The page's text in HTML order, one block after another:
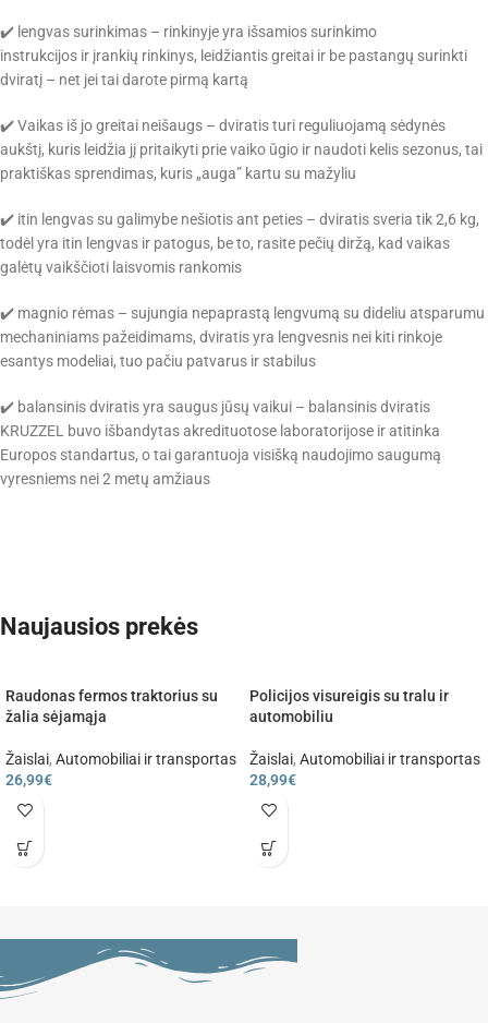
✔️ lengvas surinkimas – rinkinyje yra išsamios surinkimo
instrukcijos ir įrankių rinkinys, leidžiantis greitai ir be pastangų surinkti
dviratį – net jei tai darote pirmą kartą
✔️ Vaikas iš jo greitai neišaugs – dviratis turi reguliuojamą sėdynės
aukštį, kuris leidžia jį pritaikyti prie vaiko ūgio ir naudoti kelis sezonus, tai
praktiškas sprendimas, kuris „auga” kartu su mažyliu
✔️ itin lengvas su galimybe nešiotis ant peties – dviratis sveria tik 2,6 kg,
todėl yra itin lengvas ir patogus, be to, rasite pečių diržą, kad vaikas
galėtų vaikščioti laisvomis rankomis
✔️ magnio rėmas – sujungia nepaprastą lengvumą su dideliu atsparumu
mechaniniams pažeidimams, dviratis yra lengvesnis nei kiti rinkoje
esantys modeliai, tuo pačiu patvarus ir stabilus
✔️ balansinis dviratis yra saugus jūsų vaikui – balansinis dviratis
KRUZZEL buvo išbandytas akredituotose laboratorijose ir atitinka
Europos standartus, o tai garantuoja visišką naudojimo saugumą
vyresniems nei 2 metų amžiaus
Naujausios prekės
Raudonas fermos traktorius su
žalia sėjamąja
Žaislai, Automobiliai ir transportas
26,99€
Policijos visureigis su tralu ir
automobiliu
Žaislai, Automobiliai ir transportas
28,99€